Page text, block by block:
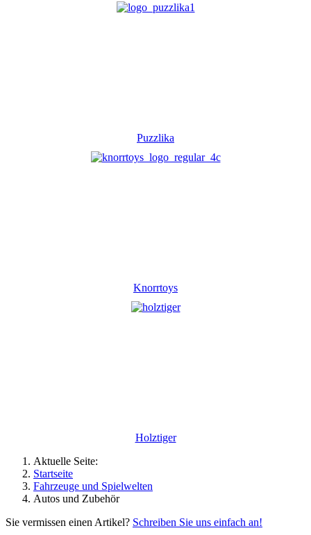
Puzzlika
Knorrtoys
Holztiger
Aktuelle Seite:
Startseite
Fahrzeuge und Spielwelten
Autos und Zubehör
Sie vermissen einen Artikel? Schreiben Sie uns einfach an!